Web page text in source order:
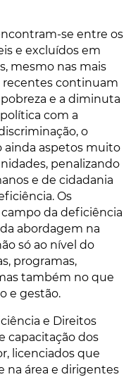
se entre os
e excluídos em
mesmo nas mais
recentes continuam
e a diminuta
com a
o
ainda aspetos muito
penalizando
e de cidadania
Os
da deficiência
abordagem na
só ao nível do
programas,
também no que
e gestão.
e Direitos
capacitação dos
licenciados que
na área e dirigentes